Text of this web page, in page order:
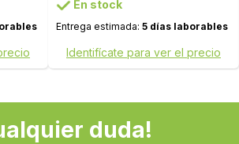
En stock
Entrega estimada: 5 días laborables
Identifícate para ver el precio
duda!